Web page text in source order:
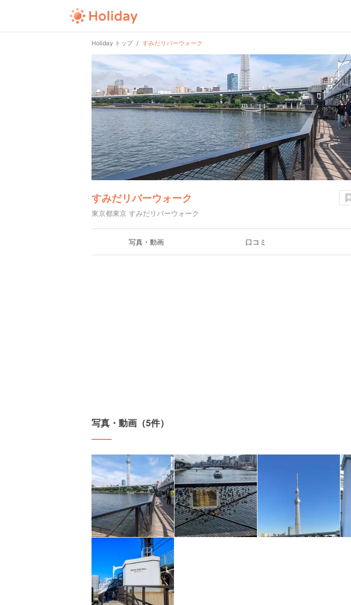
Holiday トップ すみだリバーウォーク
すみだリバーウォーク
東京都東京 すみだリバーウォーク
写真・動画 口コミ
写真・動画（5件）